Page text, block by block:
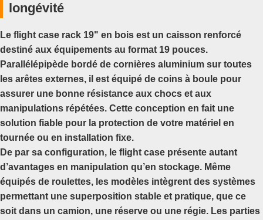
longévité
Le flight case rack 19" en bois est un caisson renforcé
destiné aux équipements au format 19 pouces.
Parallélépipède bordé de cornières aluminium sur toutes
les arêtes externes, il est équipé de coins à boule pour
assurer une bonne résistance aux chocs et aux
manipulations répétées. Cette conception en fait une
solution fiable pour la protection de votre matériel en
tournée ou en installation fixe.
De par sa configuration, le flight case présente autant
d’avantages en manipulation qu’en stockage. Même
équipés de roulettes, les modèles intègrent des systèmes
permettant une superposition stable et pratique, que ce
soit dans un camion, une réserve ou une régie. Les parties